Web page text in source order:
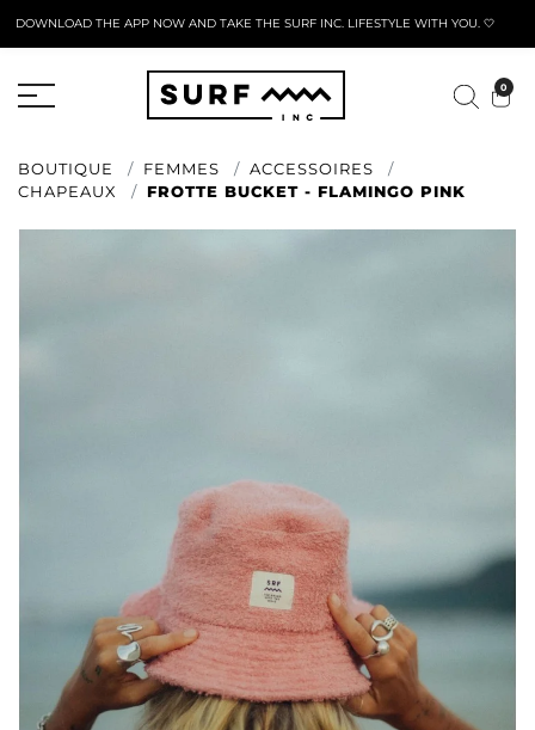
DOWNLOAD THE APP NOW AND TAKE THE SURF INC. LIFESTYLE WITH YOU. 🤍
0
BOUTIQUE FEMMES
ACCESSOIRES
CHAPEAUX
FROTTE BUCKET - FLAMINGO PINK
FORMULAIRE DE RETOUR ACTIF